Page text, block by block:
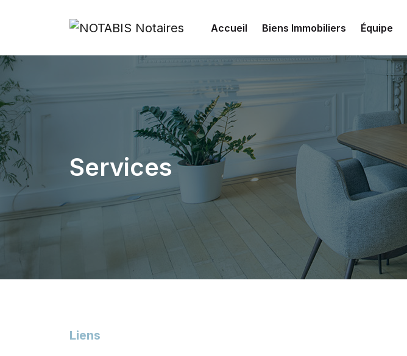
Accueil Biens Immobiliers Équipe
Services
Liens